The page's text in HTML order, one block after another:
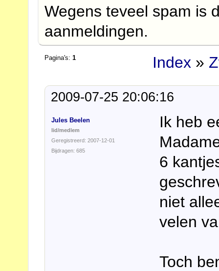
Wegens teveel spam is
aanmeldingen.
Pagina's:1 Index »
2009-07-25 20:06:16
Jules Beelen
lid/medlem
Geregistreerd: 2007-12-01
Bijdragen: 685
Ik heb
6
niet
velen
Toch